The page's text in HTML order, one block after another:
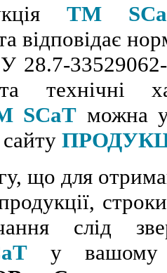
ТМ
відповідає
28.7-
технічні
SCaT можна
що для
слід
у вашому